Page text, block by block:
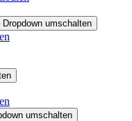
Dropdown umschalten
umschalten